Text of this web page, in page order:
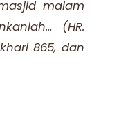
malam
(HR.
865, dan